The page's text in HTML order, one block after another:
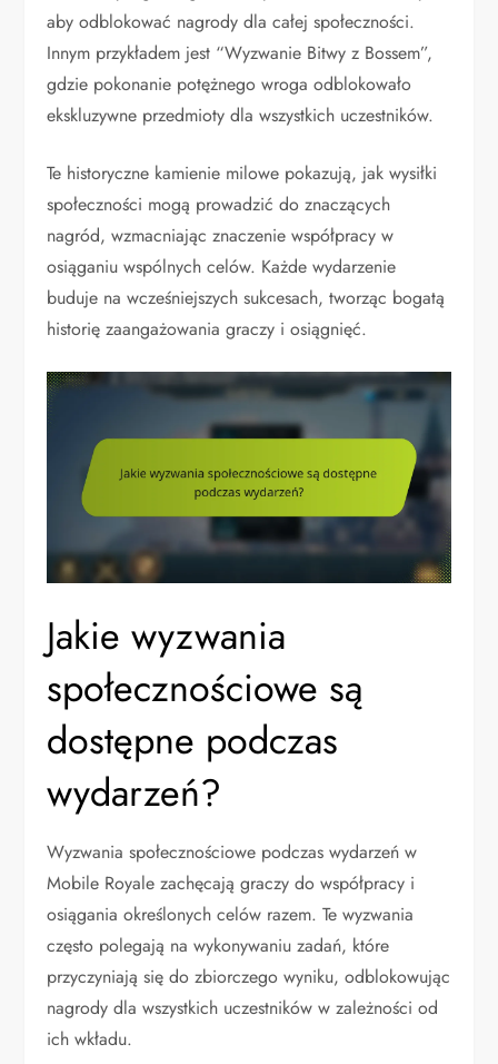
aby odblokować nagrody dla całej społeczności.
Innym przykładem jest “Wyzwanie Bitwy z Bossem”,
gdzie pokonanie potężnego wroga odblokowało
ekskluzywne przedmioty dla wszystkich uczestników.
Te historyczne kamienie milowe pokazują, jak wysiłki
społeczności mogą prowadzić do znaczących
nagród, wzmacniając znaczenie współpracy w
osiąganiu wspólnych celów. Każde wydarzenie
buduje na wcześniejszych sukcesach, tworząc bogatą
historię zaangażowania graczy i osiągnięć.
Jakie wyzwania
społecznościowe są
dostępne podczas
wydarzeń?
Wyzwania społecznościowe podczas wydarzeń w
Mobile Royale zachęcają graczy do współpracy i
osiągania określonych celów razem. Te wyzwania
często polegają na wykonywaniu zadań, które
przyczyniają się do zbiorczego wyniku, odblokowując
nagrody dla wszystkich uczestników w zależności od
ich wkładu.